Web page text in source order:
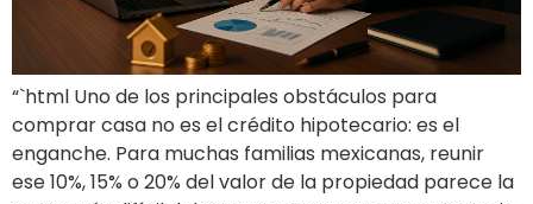
“`html Uno de los principales obstáculos para
comprar casa no es el crédito hipotecario: es el
enganche. Para muchas familias mexicanas, reunir
ese 10%, 15% o 20% del valor de la propiedad parece la